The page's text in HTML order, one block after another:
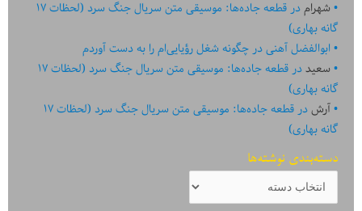
شهرامدر
قطعه جاده‌ها: موسیقی متن سریال جنگ سرد (لحظات ۱۷
گانه بهاری)
ابوالفضل آهنیدرچگونه شغل رؤیایی‌ام را به دست آوردم
سعیددر
قطعه جاده‌ها: موسیقی متن سریال جنگ سرد (لحظات ۱۷
گانه بهاری)
آرشدر
قطعه جاده‌ها: موسیقی متن سریال جنگ سرد (لحظات ۱۷
گانه بهاری)
دسته‌بندی نوشته‌ها
دسته‌بندی
نوشته‌ها